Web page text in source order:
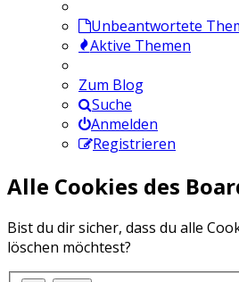
Unbeantwortete
Aktive Themen
Zum Blog
Suche
Anmelden
Registrieren
Alle Cookies des
Bist du dir sicher, dass du alle
löschen möchtest?